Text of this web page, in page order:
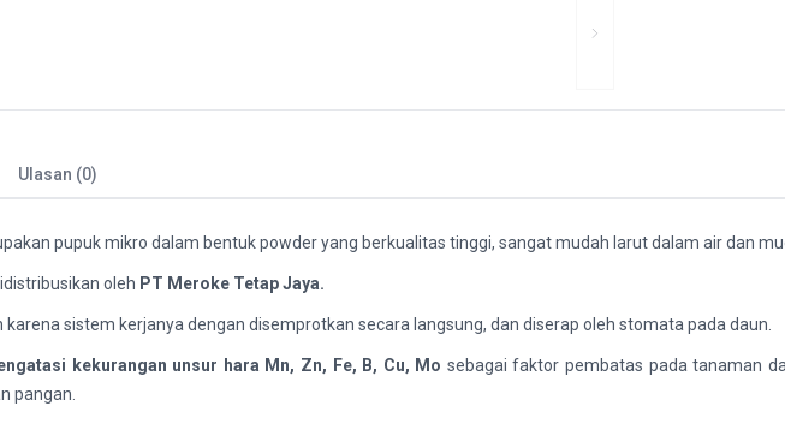
Ulasan (0)
pupuk mikro dalam bentuk powder yang berkualitas tinggi, sangat mudah larut dalam air dan
oleh PT Meroke Tetap Jaya.
sistem kerjanya dengan disemprotkan secara langsung, dan diserap oleh stomata pada daun.
kekurangan unsur hara Mn, Zn, Fe, B, Cu, Mo sebagai faktor pembatas pada tanaman
pangan.